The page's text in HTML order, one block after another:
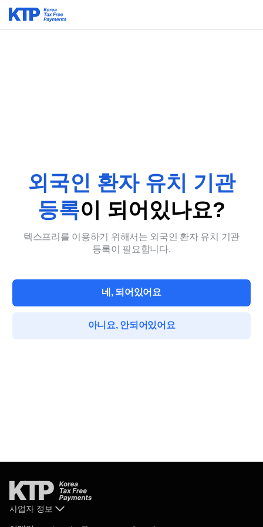
외국인 환자 유치 기관
등록이 되어있나요?
텍스프리를 이용하기 위해서는 외국인 환자 유치 기관
등록이 필요합니다.
네, 되어있어요
아니요, 안되어있어요
사업자 정보